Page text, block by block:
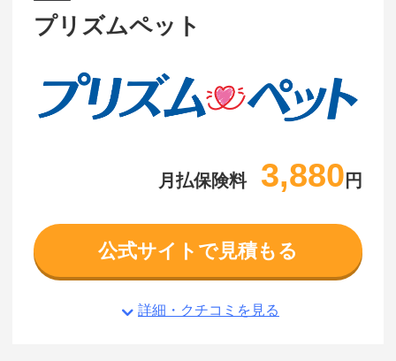
プリズムペット
月払保険料 3,880 円
公式サイトで見積もる
詳細・クチコミを見る